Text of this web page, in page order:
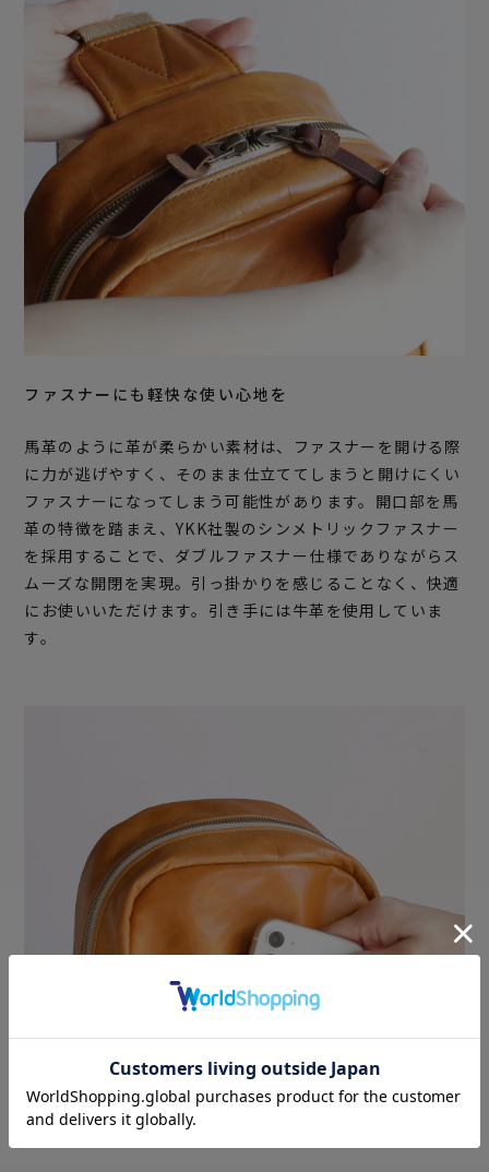
ファスナーにも軽快な使い心地を
馬革のように革が柔らかい素材は、ファスナーを開ける際
に力が逃げやすく、そのまま仕立ててしまうと開けにくい
ファスナーになってしまう可能性があります。開口部を馬
革の特徴を踏まえ、YKK社製のシンメトリックファスナー
を採用することで、ダブルファスナー仕様でありながらス
ムーズな開閉を実現。引っ掛かりを感じることなく、快適
にお使いいただけます。引き手には牛革を使用していま
す。